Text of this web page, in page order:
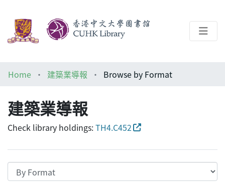
Architecture Library
Home 建築業導報 Browse by Format
建築業導報
Check library holdings:TH4.C452